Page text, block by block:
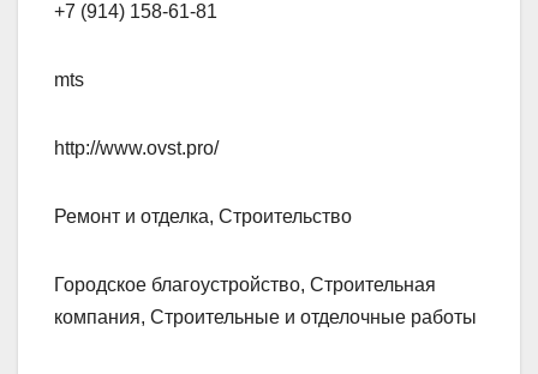
+7 (914) 158-61-81
mts
http://www.ovst.pro/
Ремонт и отделка, Строительство
Городское благоустройство, Строительная
компания, Строительные и отделочные работы